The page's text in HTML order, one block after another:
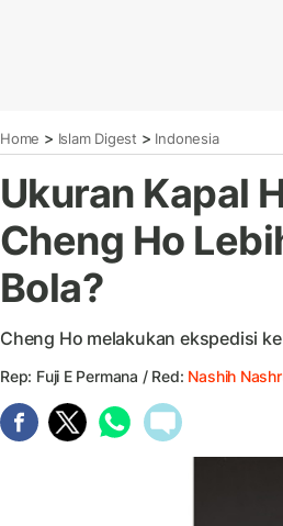
Home > Islam Digest > Indonesia
Ukuran Kapal
Cheng Ho
Bola?
Cheng Ho melakukan ekspedisi
Rep: Fuji E Permana / Red: Nashih